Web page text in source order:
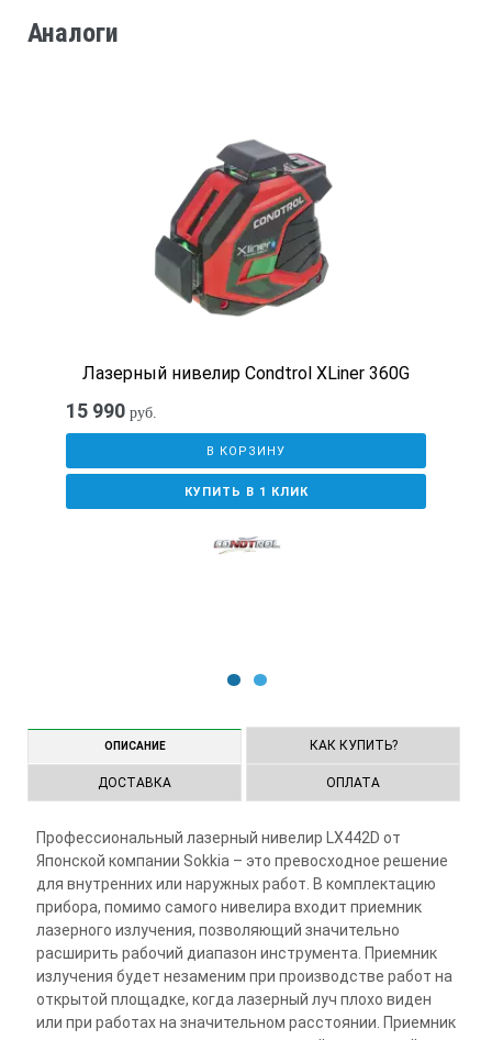
Аналоги
Лазерный нивелир Condtrol XLiner 360G
15 990 руб.
В КОРЗИНУ
КУПИТЬ В 1 КЛИК
ОПИСАНИЕ КАК КУПИТЬ?
ДОСТАВКА ОПЛАТА
Профессиональный лазерный нивелир LX442D от
Японской компании Sokkia – это превосходное решение
для внутренних или наружных работ. В комплектацию
прибора, помимо самого нивелира входит приемник
лазерного излучения, позволяющий значительно
расширить рабочий диапазон инструмента. Приемник
излучения будет незаменим при производстве работ на
открытой площадке, когда лазерный луч плохо виден
или при работах на значительном расстоянии. Приемник